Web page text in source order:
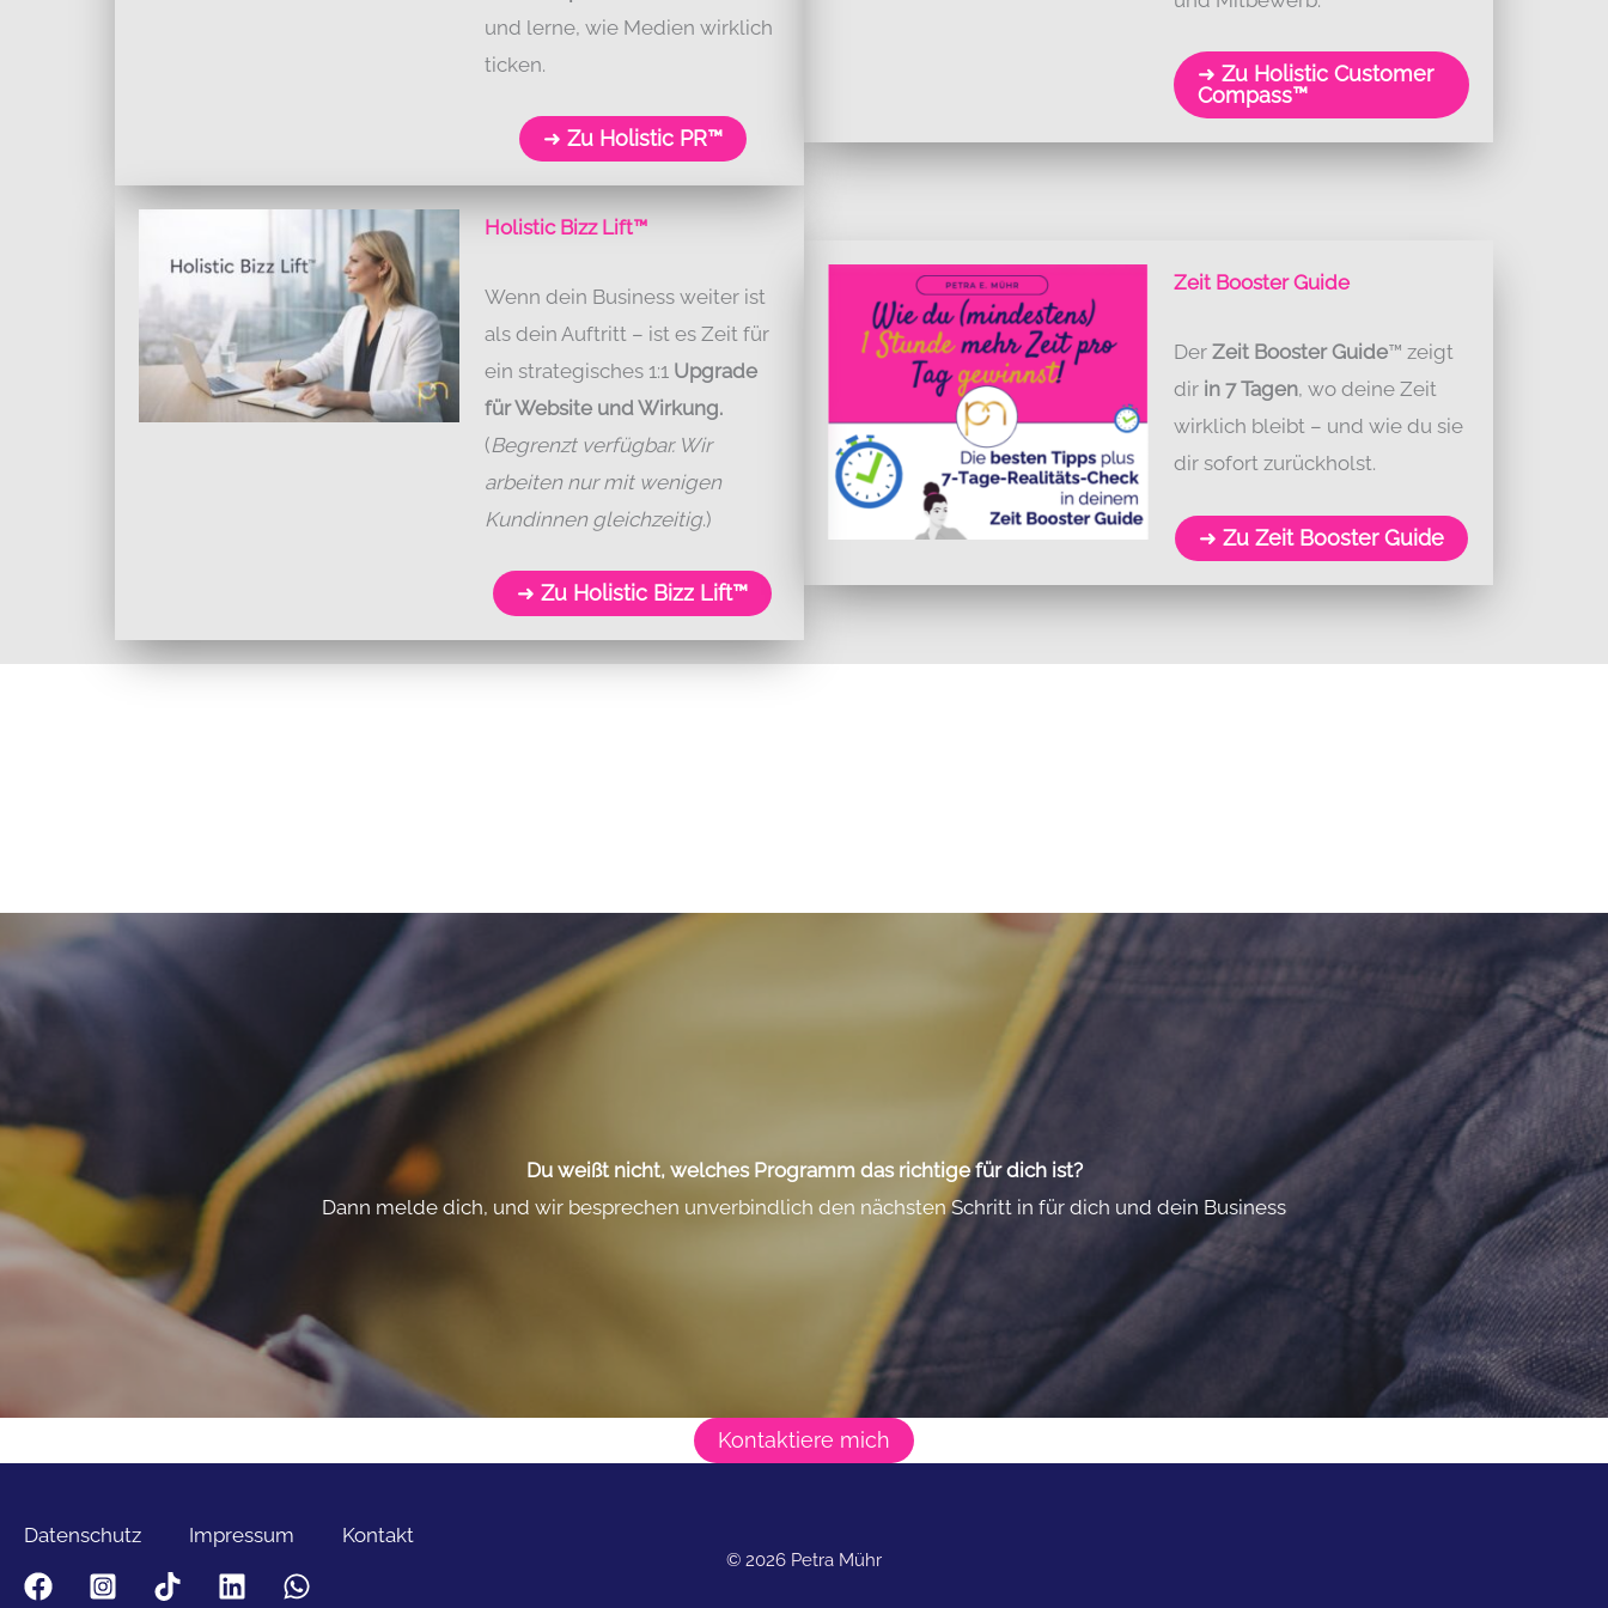
und lerne, wie Medien wirklich
ticken.
➜ Zu Holistic PR™
➜Zu Holistic Customer
Compass™
Holistic Bizz Lift™
Wenn dein Business weiter ist
als dein Auftritt – ist es Zeit für
ein strategisches 1:1 Upgrade
für Website und Wirkung.
(Begrenzt verfügbar. Wir
arbeiten nur mit wenigen
Kundinnen gleichzeitig.)
➜Zu Holistic Bizz Lift™
Zeit Booster Guide
DerZeit Booster Guide™ zeigt
dir in 7 Tagen, wo deine Zeit
wirklich bleibt – und wie du sie
dir sofort zurückholst.
➜Zu Zeit Booster Guide
Du weißt nicht, welches Programm das richtige für dich ist?
Dann melde dich, und wir besprechen unverbindlich den nächsten Schritt in für dich und dein Business
Kontaktiere mich
Datenschutz Impressum Kontakt
© 2026 Petra Mühr